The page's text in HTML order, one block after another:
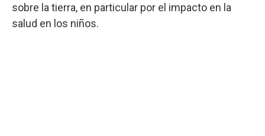
sobre la tierra, en particular por el impacto en la
salud en los niños.